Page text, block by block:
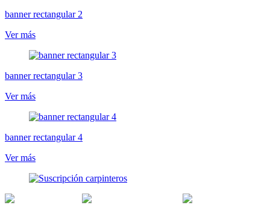
banner rectangular 2
Ver más
banner rectangular 3
Ver más
banner rectangular 4
Ver más